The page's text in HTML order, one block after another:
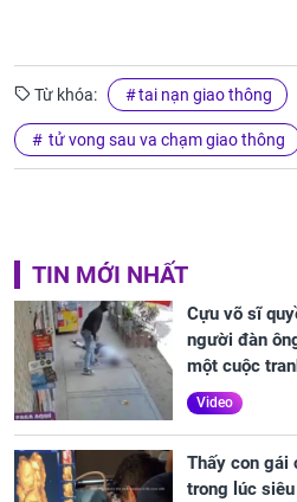
Từ khóa: tai nạn giao thông
tử vong sau va chạm giao thông
TIN MỚI NHẤT
Cựu võ sĩ
người đàn
một cuộc
Video
Thấy con gái
trong lúc